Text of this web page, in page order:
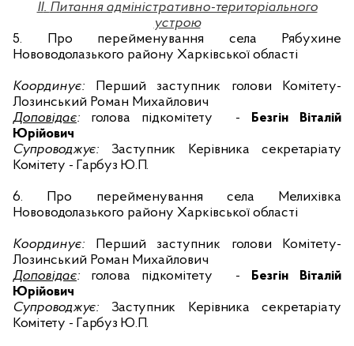
II. Питання адміністративно-територіального
устрою
5. Про перейменування села Рябухине
Нововодолазького району Харківської області
Координує: Перший
заступник голови Комітету-
Лозинський Роман Михайлович
Доповідає: голова підкомітету -
Безгін Віталій
Юрійович
Супроводжує: Заступник Керівника секретаріату
Комітету - Гарбуз Ю.П.
6. Про перейменування села Мелихівка
Нововодолазького району Харківської області
Координує: Перший
заступник голови Комітету-
Лозинський Роман Михайлович
Доповідає: голова підкомітету -
Безгін Віталій
Юрійович
Супроводжує: Заступник Керівника секретаріату
Комітету - Гарбуз Ю.П.